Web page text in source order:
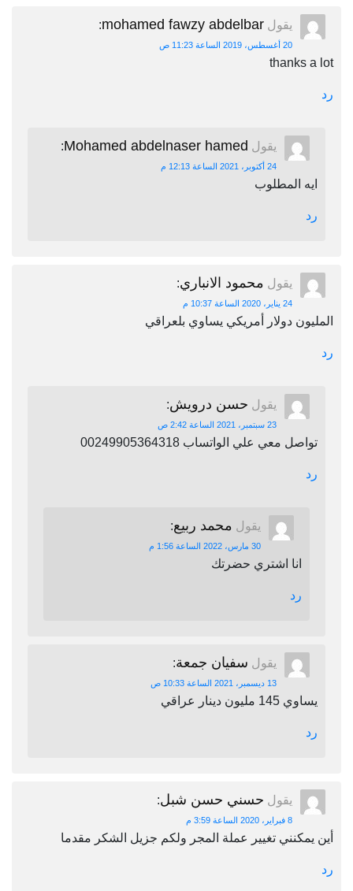
يقول mohamed fawzy abdelbar
:
20 أغسطس، 2019 الساعة 11:23 ص
thanks a lot
رد
يقول Mohamed abdelnaser hamed
:
24 أكتوبر، 2021 الساعة 12:13 م
ايه المطلوب
رد
يقول محمود الانباري:
24 يناير، 2020 الساعة 10:37 م
المليون دولار أمريكي يساوي بلعراقي
رد
يقول حسن درويش:
23 سبتمبر، 2021 الساعة 2:42 ص
تواصل معي علي الواتساب 00249905364318
رد
يقول محمد ربيع:
30 مارس، 2022 الساعة 1:56 م
انا اشتري حضرتك
رد
يقول سفيان جمعة:
13 ديسمبر، 2021 الساعة 10:33 ص
يساوي 145 مليون دينار عراقي
رد
يقول حسني حسن شبل:
8 فبراير، 2020 الساعة 3:59 م
أين يمكنني تغيير عملة المجر ولكم جزيل الشكر مقدما
رد